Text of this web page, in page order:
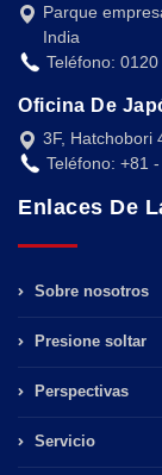
Parque
India
Teléfono:
Oficina De
3F, Hatchobori
Teléfono: +81
Enlaces De
Sobre nosotros
Presione soltar
Perspectivas
Servicio